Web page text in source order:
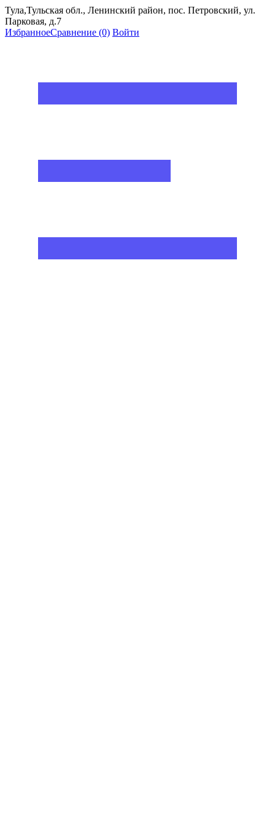
Тула,Тульская обл., Ленинский район, пос. Петровский, ул.
Парковая, д.7
ИзбранноеСравнение (0) Войти